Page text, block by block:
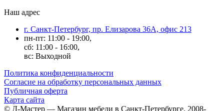
Наш адрес
г. Санкт-Петербург, пр. Елизарова 36А, офис 213
пн-пт: 11:00 - 19:00,
сб: 11:00 - 16:00,
вс: Выходной
Политика конфиденциальности
Согласие на обработку персональных данных
Публичная оферта
Карта сайта
© Д-Мастер — Магазин мебели в Санкт-Петербурге, 2008-